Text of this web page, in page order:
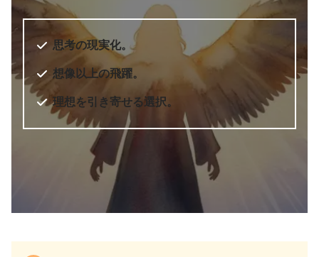
出版社 ダイヤモンド社
出版年 2010年7月
6桁のエンジェルナンバー
思考の現実化。
想像以上の飛躍。
理想を引き寄せる選択。